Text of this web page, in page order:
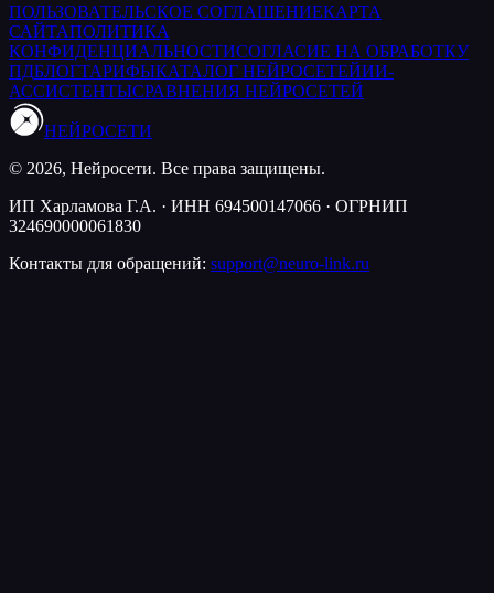
ПОЛЬЗОВАТЕЛЬСКОЕ СОГЛАШЕНИЕКАРТА
САЙТАПОЛИТИКА
КОНФИДЕНЦИАЛЬНОСТИСОГЛАСИЕ НА ОБРАБОТКУ
ПДБЛОГТАРИФЫКАТАЛОГ НЕЙРОСЕТЕЙИИ-
АССИСТЕНТЫСРАВНЕНИЯ НЕЙРОСЕТЕЙ
НЕЙРОСЕТИ
© 2026, Нейросети. Все права защищены.
ИП Харламова Г.А. · ИНН 694500147066 · ОГРНИП
324690000061830
Контакты для обращений: support@neuro-link.ru